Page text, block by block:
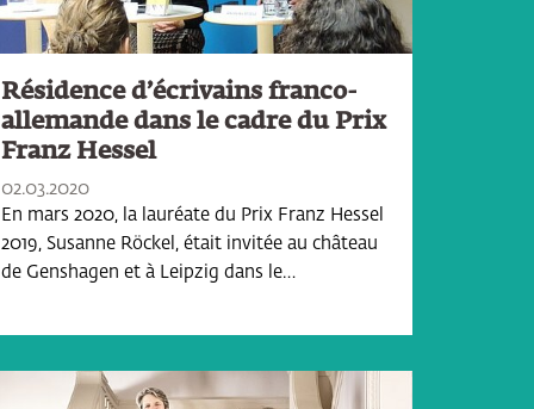
Résidence d’écrivains franco-
allemande dans le cadre du Prix
Franz Hessel
02.03.2020
En mars 2020, la lauréate du Prix Franz Hessel
2019, Susanne Röckel, était invitée au château
de Genshagen et à Leipzig dans le…